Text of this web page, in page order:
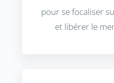
pour se focaliser
et libérer le